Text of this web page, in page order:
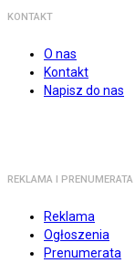
KONTAKT
O nas
Kontakt
Napisz do nas
REKLAMA I PRENUMERATA
Reklama
Ogłoszenia
Prenumerata